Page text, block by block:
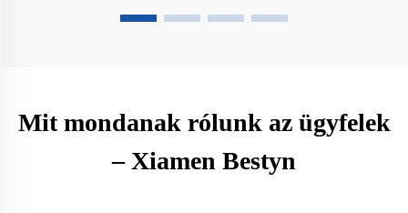
Mit mondanak rólunk az ügyfelek
– Xiamen Bestyn